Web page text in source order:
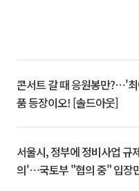
콘서트 갈 때 응원봉만?⋯'
품 등장이오! [솔드아웃]
서울시, 정부에 정비사업 규
의'⋯국토부 "협의 중" 입장